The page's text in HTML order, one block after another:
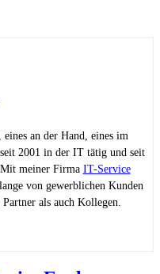
an der Hand, eines im
2001 in der IT tätig und seit
Mit meiner Firma IT-Service
von gewerblichen Kunden
als auch Kollegen.